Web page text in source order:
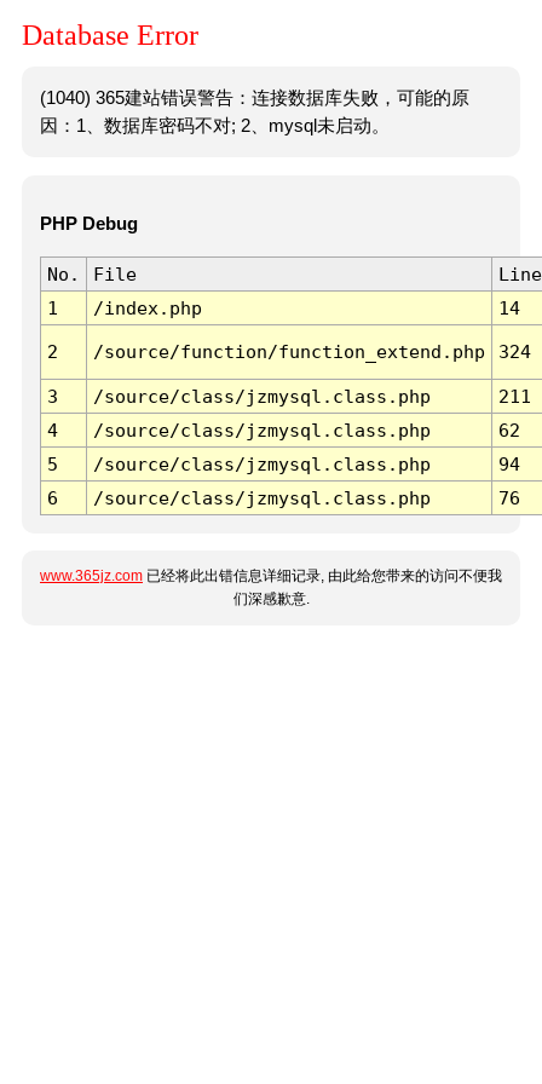
Database Error
(1040) 365建站错误警告：连接数据库失败，可能的原
因：1、数据库密码不对; 2、mysql未启动。
PHP Debug
No. File
Line
1
/index.php 14
2 /source/function/function_extend.php 324
3 /source/class/jzmysql.class.php
211
4
/source/class/jzmysql.class.php
62
5
/source/class/jzmysql.class.php
94
6
/source/class/jzmysql.class.php 76
www.365jz.com 已经将此出错信息详细记录, 由此给您带来的访问不便我
们深感歉意.